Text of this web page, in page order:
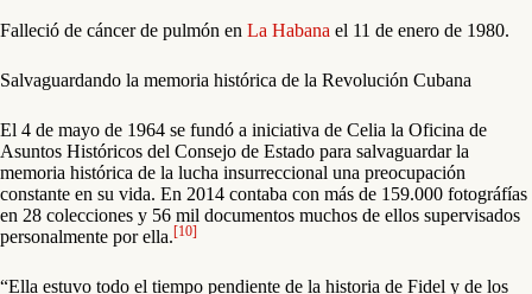
Falleció de cáncer de pulmón en La Habana el 11 de enero de 1980.
Salvaguardando la memoria histórica de la Revolución Cubana
El 4 de mayo de 1964 se fundó a iniciativa de Celia la Oficina de
Asuntos Históricos del Consejo de Estado para salvaguardar la
memoria histórica de la lucha insurreccional una preocupación
constante en su vida. En 2014 contaba con más de 159.000 fotográfías
en 28 colecciones y 56 mil documentos muchos de ellos supervisados
personalmente por ella.[10]
“Ella estuvo todo el tiempo pendiente de la historia de Fidel y de los